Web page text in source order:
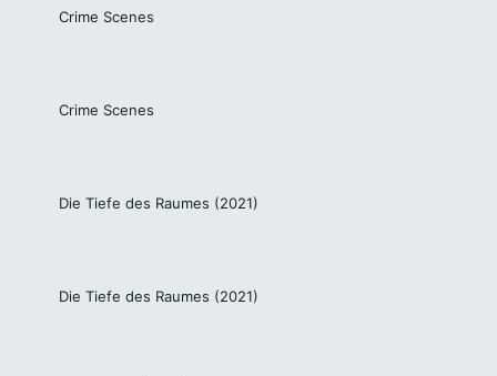
Crime Scenes
Crime Scenes
Die Tiefe des Raumes (2021)
Die Tiefe des Raumes (2021)